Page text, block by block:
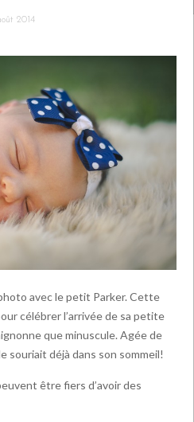
2014
avec le petit Parker. Cette
célébrer l’arrivée de sa petite
que minuscule. Agée de
souriait déjà dans son sommeil!
être fiers d’avoir des